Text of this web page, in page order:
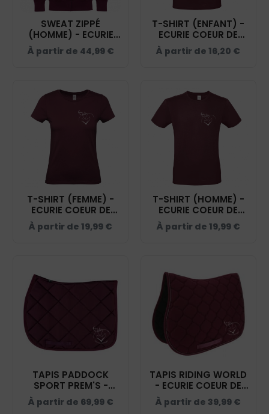
SWEAT ZIPPÉ
(HOMME) - ECURIE
COEUR DE SOLOGNE
- BURGUNDY -
À partir de 44,99 €
T-SHIRT (ENFANT) -
ECURIE COEUR DE
SOLOGNE -
BORDEAUX - BC01K
À partir de 16,20 €
T-SHIRT (FEMME) -
ECURIE COEUR DE
SOLOGNE -
BURGUNDY - BC04T
À partir de 19,99 €
T-SHIRT (HOMME) -
ECURIE COEUR DE
SOLOGNE -
BURGUNDY - BC03T
À partir de 19,99 €
TAPIS PADDOCK
SPORT PREM'S -
ECURIE COEUR DE
SOLOGNE -
À partir de 69,99 €
TAPIS RIDING WORLD
- ECURIE COEUR DE
SOLOGNE -
BURGUNDY - 20453
À partir de 39,99 €